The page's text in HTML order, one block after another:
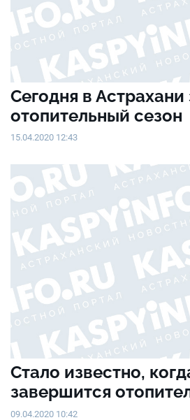
Сегодня в
отопительный сезон
15.04.2020 12:43
Стало известно,
завершится
09.04.2020 10:42